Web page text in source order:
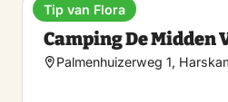
Camping
Camping De Midden
Palmenhuizerweg 1,
Tip van Flora